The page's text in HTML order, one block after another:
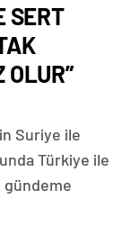
SERT
Suriye ile
Türkiye ile
gündeme